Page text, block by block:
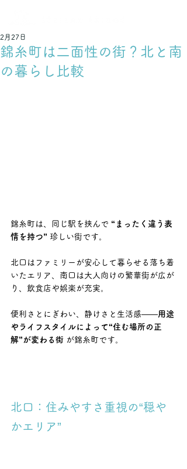
錦糸町は二面性の街？北と南
の暮らし比較
2月27日
錦糸町は、同じ駅を挟んで “まったく違う表
情を持つ” 珍しい街です。
北口はファミリーが安心して暮らせる落ち着
いたエリア、南口は大人向けの繁華街が広が
り、飲食店や娯楽が充実。
便利さとにぎわい、静けさと生活感――用途
やライフスタイルによって“住む場所の正
解”が変わる街 が錦糸町です。
北口：住みやすさ重視の“穏や
かエリア”